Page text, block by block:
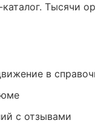
Тысячи
в
с отзывами